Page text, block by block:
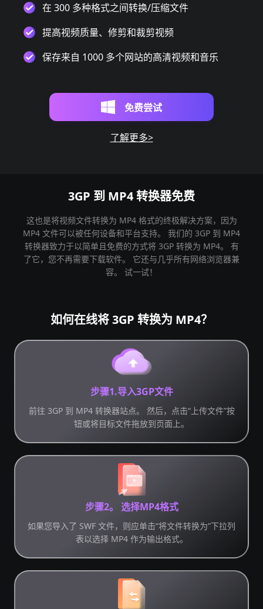
在 300 多种格式之间转换/压缩文件
提高视频质量、修剪和裁剪视频
保存来自 1000 多个网站的高清视频和音乐
免费尝试
了解更多>
3GP 到 MP4 转换器免费
这也是将视频文件转换为 MP4 格式的终极解决方案，因为
MP4 文件可以被任何设备和平台支持。 我们的 3GP 到 MP4
转换器致力于以简单且免费的方式将 3GP 转换为 MP4。 有
了它，您不再需要下载软件。 它还与几乎所有网络浏览器兼
容。 试一试！
如何在线将 3GP 转换为 MP4？
步骤1.导入3GP文件
前往 3GP 到 MP4 转换器站点。 然后，点击“上传文件”按
钮或将目标文件拖放到页面上。
步骤2。 选择MP4格式
如果您导入了 SWF 文件，则应单击“将文件转换为”下拉列
表以选择 MP4 作为输出格式。